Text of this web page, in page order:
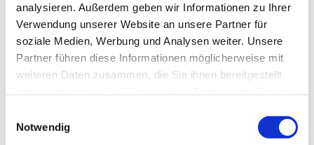
analysieren. Außerdem geben wir Informationen zu Ihrer
Verwendung unserer Website an unsere Partner für
soziale Medien, Werbung und Analysen weiter. Unsere
Partner führen diese Informationen möglicherweise mit
weiteren Daten zusammen, die Sie ihnen bereitgestellt
Notwendig
Dies könnte Sie auch
interessieren